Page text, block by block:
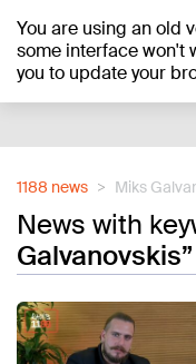
You are using an old
some interface won't
you to update your
+24°C
1188 news Miks
News with
Galvanovskis”